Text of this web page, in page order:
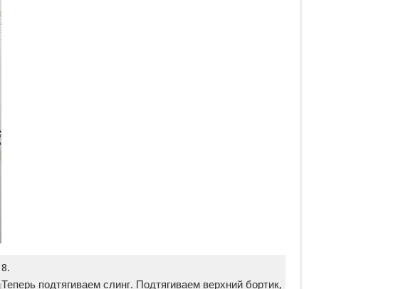
8.
Теперь подтягиваем слинг. Подтягиваем верхний бортик,